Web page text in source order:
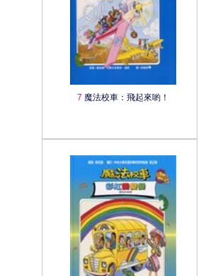
7 魔法校車：飛起來喲！